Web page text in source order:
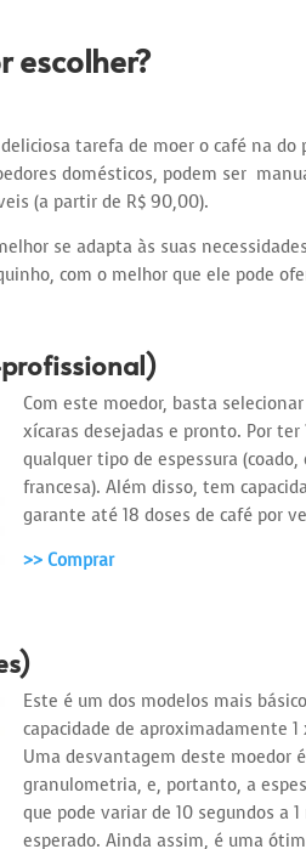
escolher?
tarefa de moer o café na
domésticos, podem ser
(a partir de R$ 90,00).
se adapta às suas
com o melhor que ele pode
Com este moedor, basta
xícaras desejadas e pronto. Por
qualquer tipo de espessura
francesa). Além disso, tem
garante até 18 doses de café por
>> Comprar
Este é um dos modelos mais
capacidade de aproximadamente 1
Uma desvantagem deste moedor
granulometria, e, portanto, a
que pode variar de 10 segundos a
esperado. Ainda assim, é uma